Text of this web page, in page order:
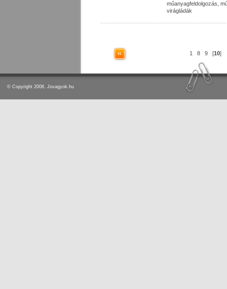
műanyagfeldolgozás,
virágládák
1 8 9 [10]
© Copyright 2008. Jovagyok.hu